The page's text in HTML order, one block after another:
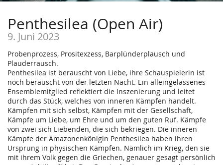
Penthesilea (Open Air)
9. Juni 2023
Probenprozess, Prositexzess, Barplünderplausch und
Plauderrausch.
Penthesilea ist berauscht von Liebe, ihre Schauspielerin ist
noch berauscht von der letzten Nacht. Ein alleingelassenes
Ensemblemitglied reflektiert die Inszenierung und leitet
durch das Stück, welches von inneren Kämpfen handelt.
Kämpfen mit sich selbst, Kämpfen mit der Gesellschaft,
Kämpfe um Liebe, um Ehre und um den guten Ruf. Kämpfe
von zwei sich Liebenden, die sich bekriegen. Die inneren
Kämpfe der Amazonenkönigin Penthesilea haben ihren
Ursprung in physischen Kämpfen. Nämlich im Krieg, den sie
mit ihrem Volk gegen die Griechen, genauer gesagt persönlich